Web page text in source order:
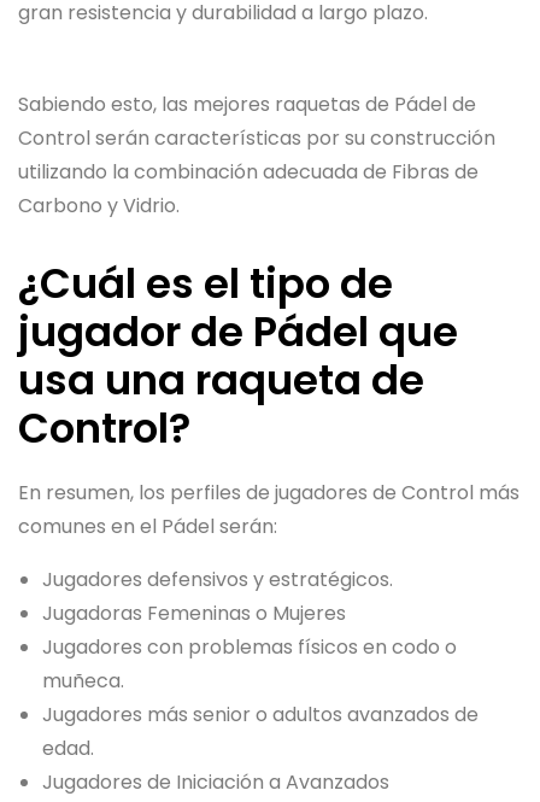
gran resistencia y durabilidad a largo plazo.
Sabiendo esto, las mejores raquetas de Pádel de
Control serán características por su construcción
utilizando la combinación adecuada de Fibras de
Carbono y Vidrio.
¿Cuál es el tipo de
jugador de Pádel que
usa una raqueta de
Control?
En resumen, los perfiles de jugadores de Control más
comunes en el Pádel serán:
Jugadores defensivos y estratégicos.
Jugadoras Femeninas o Mujeres
Jugadores con problemas físicos en codo o
muñeca.
Jugadores más senior o adultos avanzados de
edad.
Jugadores de Iniciación a Avanzados